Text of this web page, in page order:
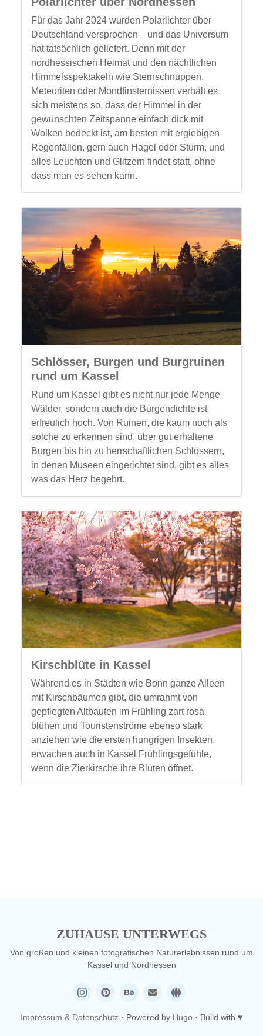
Für das Jahr 2024 wurden Polarlichter über
Deutschland versprochen—und das Universum
hat tatsächlich geliefert. Denn mit der
nordhessischen Heimat und den nächtlichen
Himmelsspektakeln wie Sternschnuppen,
Meteoriten oder Mondfinsternissen verhält es
sich meistens so, dass der Himmel in der
gewünschten Zeitspanne einfach dick mit
Wolken bedeckt ist, am besten mit ergiebigen
Regenfällen, gern auch Hagel oder Sturm, und
alles Leuchten und Glitzern findet statt, ohne
dass man es sehen kann.
Schlösser, Burgen und Burgruinen
rund um Kassel
Rund um Kassel gibt es nicht nur jede Menge
Wälder, sondern auch die Burgendichte ist
erfreulich hoch. Von Ruinen, die kaum noch als
solche zu erkennen sind, über gut erhaltene
Burgen bis hin zu herrschaftlichen Schlössern,
in denen Museen eingerichtet sind, gibt es alles
was das Herz begehrt.
Kirschblüte in Kassel
Während es in Städten wie Bonn ganze Alleen
mit Kirschbäumen gibt, die umrahmt von
gepflegten Altbauten im Frühling zart rosa
blühen und Touristenströme ebenso stark
anziehen wie die ersten hungrigen Insekten,
erwachen auch in Kassel Frühlingsgefühle,
wenn die Zierkirsche ihre Blüten öffnet.
ZUHAUSE UNTERWEGS
Von großen und kleinen fotografischen Naturerlebnissen rund um
Kassel und Nordhessen
Impressum & Datenschutz · Powered by Hugo · Build with ♥